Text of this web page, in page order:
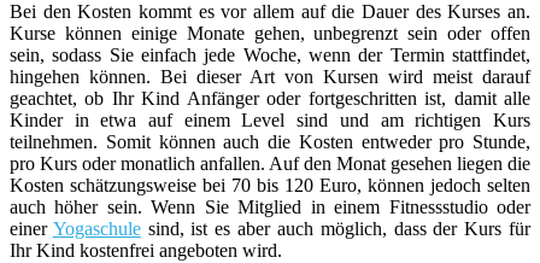
Bei den Kosten kommt es vor allem auf die Dauer des Kurses an.
Kurse können einige Monate gehen, unbegrenzt sein oder offen
sein, sodass Sie einfach jede Woche, wenn der Termin stattfindet,
hingehen können. Bei dieser Art von Kursen wird meist darauf
geachtet, ob Ihr Kind Anfänger oder fortgeschritten ist, damit alle
Kinder in etwa auf einem Level sind und am richtigen Kurs
teilnehmen. Somit können auch die Kosten entweder pro Stunde,
pro Kurs oder monatlich anfallen. Auf den Monat gesehen liegen die
Kosten schätzungsweise bei 70 bis 120 Euro, können jedoch selten
auch höher sein. Wenn Sie Mitglied in einem Fitnessstudio oder
einer Yogaschulesind, ist es aber auch möglich, dass der Kurs für
Ihr Kind kostenfrei angeboten wird.